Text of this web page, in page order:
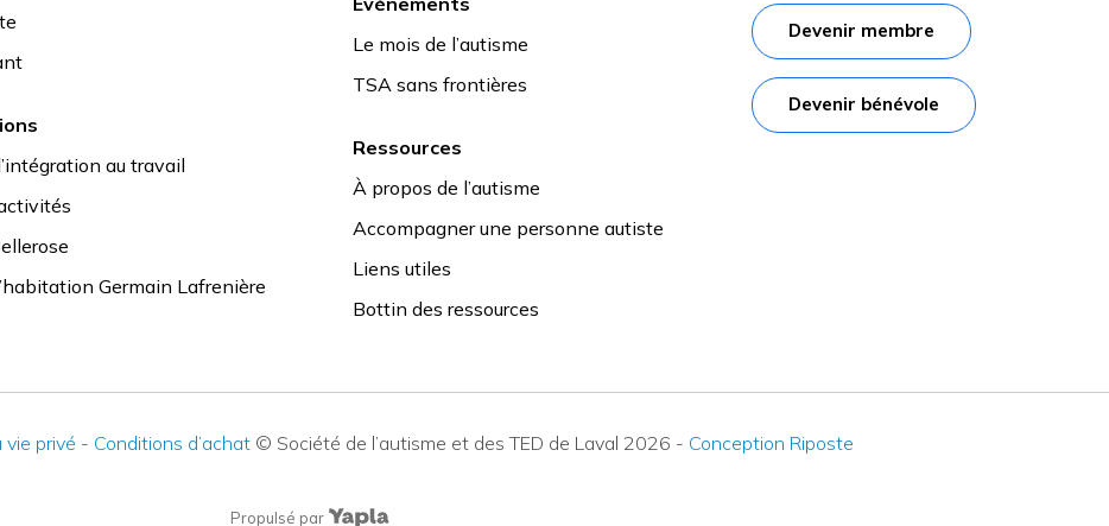
au travail
Germain Lafrenière
Le mois de l’autisme
TSA sans frontières
Ressources
À propos de l’autisme
Accompagner une personne autiste
Liens utiles
Bottin des ressources
Devenir membre
Devenir bénévole
privé - Conditions d’achat© Société de l’autisme et des TED de Laval 2026 - Conception Riposte
Propulsé par